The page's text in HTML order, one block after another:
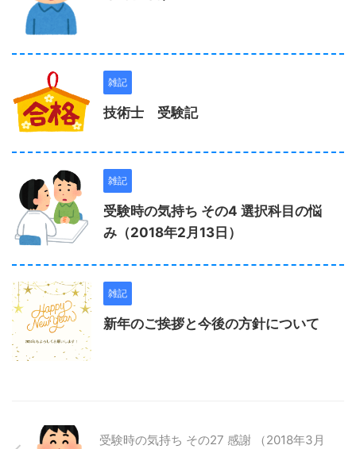
雑記
技術士 受験記
雑記
受験時の気持ち その4 選択科目の悩
み（2018年2月13日）
雑記
新年のご挨拶と今後の方針について
受験時の気持ち その27 感謝 （2018年3月